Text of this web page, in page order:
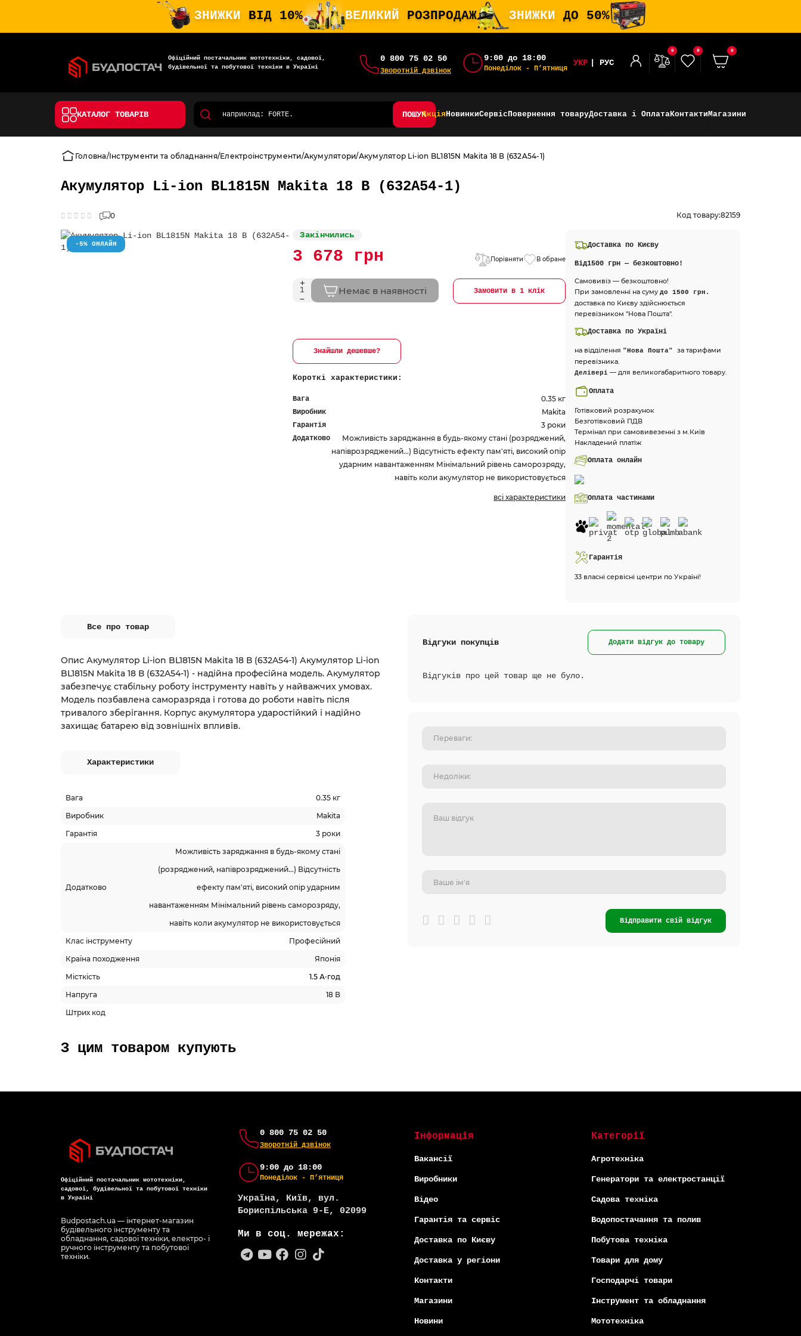
ЗНИЖКИ ВІД 10% ВЕЛИКИЙ РОЗПРОДАЖ ЗНИЖКИ ДО 50%
Офіційний постачальник мототехніки, садової,
будівельної та побутової техніки в Україні
0 800 75 02 50
Зворотній дзвінок
9:00 до 18:00
Понеділок - П’ятниця
УКР РУС
0 0 0
КАТАЛОГ ТОВАРІВ ПОШУКАкціяНовинкиСервісПовернення товаруДоставка і ОплатаКонтактиМагазини
Головна Інструменти та обладнання Електроінструменти Акумулятори Акумулятор Li-ion BL1815N Makita 18 В (632A54-1)
Акумулятор Li-ion BL1815N Makita 18 В (632A54-1)
0 Код товару:82159
-5% ОНЛАЙН
Закінчились
3 678 грн Порівняти В обране
Немає в наявності Замовити в 1 клік
Знайшли дешевше?
Короткі характеристики:
Вага 0.35 кг
Виробник Makita
Гарантія 3 роки
Додатково
Можливість заряджання в будь-якому стані (розряджений,
напіврозряджений...) Відсутність ефекту пам'яті, високий опір
ударним навантаженням Мінімальний рівень саморозряду,
навіть коли акумулятор не використовується
всі характеристики
Доставка по Києву
Від1500 грн — безкоштовно!
Самовивіз — безкоштовно!
При замовленні на сумудо 1500 грн.
доставка по Києву здійснюється
перевізником "Нова Пошта".
Доставка по Україні
на відділення "Нова Пошта"за тарифами
перевізника.
Делівері — для великогабаритного товару.
Оплата
Готівковий розрахунок
Безготівковий ПДВ
Термінал при самовивезенні з м.Київ
Накладений платіж
Оплата онлайн
Оплата частинами
Гарантія
33 власні сервісні центри по Україні!
Все про товар
Опис Акумулятор Li-ion BL1815N Makita 18 В (632A54-1) Акумулятор Li-ion
BL1815N Makita 18 В (632A54-1) - надійна професійна модель. Акумулятор
забезпечує стабільну роботу інструменту навіть у найважчих умовах.
Модель позбавлена саморазряда і готова до роботи навіть після
тривалого зберігання. Корпус акумулятора ударостійкий і надійно
захищає батарею від зовнішніх впливів.
Характеристики
Вага
0.35 кг
Виробник
Makita
Гарантія
3 роки
Додатково
Можливість заряджання в будь-якому стані
(розряджений, напіврозряджений...) Відсутність
ефекту пам'яті, високий опір ударним
навантаженням Мінімальний рівень саморозряду,
навіть коли акумулятор не використовується
Клас інструменту
Професійний
Країна походження
Японія
Місткість
1.5 А⋅год
Напруга
18 В
Штрих код
Відгуки покупців Додати відгук до товару
Відгуків про цей товар ще не було.
Відправити свій відгук
З цим товаром купують
Офіційний постачальник мототехніки,
садової, будівельної та побутової техніки
в Україні
Budpostach.ua — інтернет-магазин
будівельного інструменту та
обладнання, садової техніки, електро- і
ручного інструменту та побутової
техніки.
0 800 75 02 50
Зворотній дзвінок
9:00 до 18:00
Понеділок - П’ятниця
Україна, Київ, вул.
Бориспільська 9-Е, 02099
Ми в соц. мережах:
Інформація
Вакансії
Виробники
Відео
Гарантія та сервіс
Доставка по Києву
Доставка у регіони
Контакти
Магазини
Новини
Категорії
Агротехніка
Генератори та електростанції
Садова техніка
Водопостачання та полив
Побутова техніка
Товари для дому
Господарчі товари
Інструмент та обладнання
Мототехніка